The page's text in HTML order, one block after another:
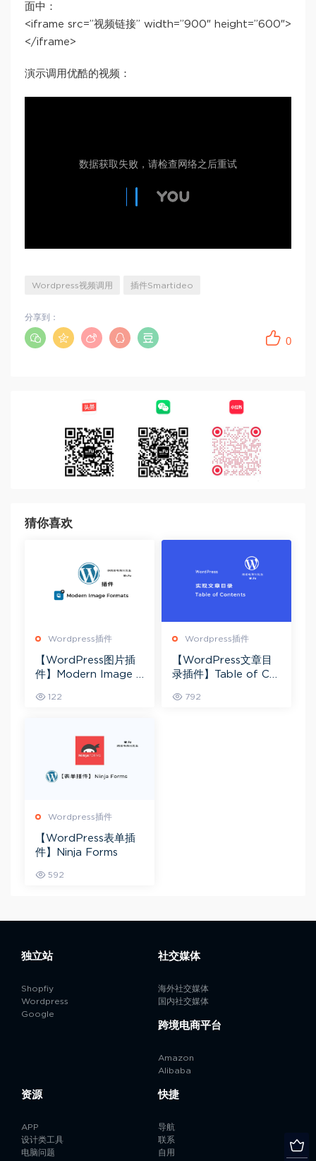
面中：
<iframe src=”视频链接” width=”900″ height=”600″>
</iframe>
演示调用优酷的视频：
Wordpress视频调用 插件Smartideo
0
分享到：
猜你喜欢
Wordpress插件
【WordPress图片插
件】Modern Image F
为AVIF或Webp
122
Wordpress插件
【WordPress文章目
录插件】Table of Co
792
Wordpress插件
【WordPress表单插
件】Ninja Forms
592
独立站
Shopfiy
Wordpress
Google
社交媒体
海外社交媒体
国内社交媒体
跨境电商平台
Amazon
Alibaba
资源
APP
设计类工具
电脑问题
快捷
导航
联系
自用